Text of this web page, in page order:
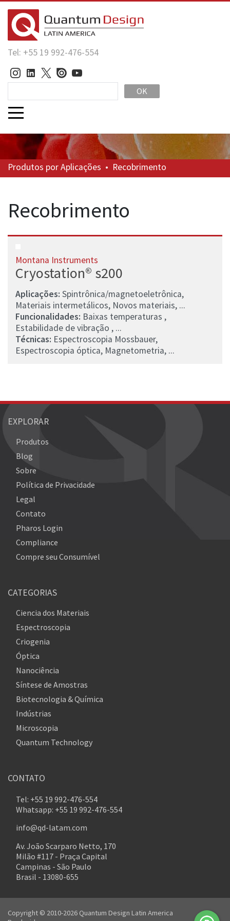
Tel: +55 19 992-476-554
OK
Produtos por Aplicações • Recobrimento
Recobrimento
Montana Instruments
Cryostation® s200
Aplicações: Spintrônica/magnetoeletrônica,
Materiais intermetálicos, Novos materiais, ...
Funcionalidades: Baixas temperaturas ,
Estabilidade de vibração , ...
Técnicas: Espectroscopia Mossbauer,
Espectroscopia óptica, Magnetometria, ...
EXPLORAR
Produtos
Blog
Sobre
Política de Privacidade
Legal
Contato
Pharos Login
Compliance
Compre seu Consumível
CATEGORIAS
Ciencia dos Materiais
Espectroscopia
Criogenia
Óptica
Nanociência
Síntese de Amostras
Biotecnologia & Química
Indústrias
Microscopia
Quantum Technology
CONTATO
Tel: +55 19 992-476-554
Whatsapp: +55 19 992-476-554
info@qd-latam.com
Av. João Scarparo Netto, 170
Milão #117 - Praça Capital
Campinas - São Paulo
Brasil - 13080-655
Copyright © 2010-2026 Quantum Design Latin America